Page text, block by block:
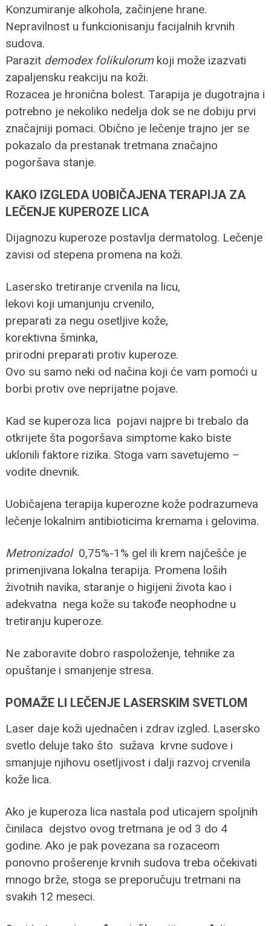
Konzumiranje alkohola, začinjene hrane.
Nepravilnost u funkcionisanju facijalnih krvnih
sudova.
Parazit demodex folikulorumkoji može izazvati
zapaljensku reakciju na koži.
Rozacea je hronična bolest. Tarapija je dugotrajna i
potrebno je nekoliko nedelja dok se ne dobiju prvi
značajniji pomaci. Obično je lečenje trajno jer se
pokazalo da prestanak tretmana značajno
pogoršava stanje.
KAKO IZGLEDA UOBIČAJENA TERAPIJA ZA
LEČENJE KUPEROZE LICA
Dijagnozu kuperoze postavlja dermatolog. Lečenje
zavisi od stepena promena na koži.
Lasersko tretiranje crvenila na licu,
lekovi koji umanjunju crvenilo,
preparati za negu osetljive kože,
korektivna šminka,
prirodni preparati protiv kuperoze.
Ovo su samo neki od načina koji će vam pomoći u
borbi protiv ove neprijatne pojave.
Kad se kuperoza lica pojavi najpre bi trebalo da
otkrijete šta pogoršava simptome kako biste
uklonili faktore rizika. Stoga vam savetujemo –
vodite dnevnik.
Uobičajena terapija kuperozne kože podrazumeva
lečenje lokalnim antibioticima kremama i gelovima.
Metronizadol 0,75%-1% gel ili krem najčešće je
primenjivana lokalna terapija. Promena loših
životnih navika, staranje o higijeni života kao i
adekvatna nega kože su takođe neophodne u
tretiranju kuperoze.
Ne zaboravite dobro raspoloženje, tehnike za
opuštanje i smanjenje stresa.
POMAŽE LI LEČENJE LASERSKIM SVETLOM
Laser daje koži ujednačen i zdrav izgled. Lasersko
svetlo deluje tako što sužava krvne sudove i
smanjuje njihovu osetljivost i dalji razvoj crvenila
kože lica.
Ako je kuperoza lica nastala pod uticajem spoljnih
činilaca dejstvo ovog tretmana je od 3 do 4
godine. Ako je pak povezana sa rozaceom
ponovno prošerenje krvnih sudova treba očekivati
mnogo brže, stoga se preporučuju tretmani na
svakih 12 meseci.